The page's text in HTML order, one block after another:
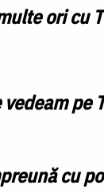
ori cu
vedeam pe
cu